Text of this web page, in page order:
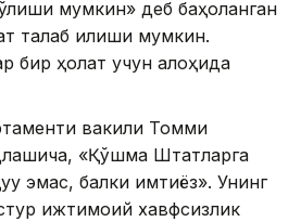
мумкин» деб баҳоланган
талаб қилиши мумкин.
бир ҳолат учун алоҳида
вакили Томми
«Қўшма Штатларга
эмас, балки имтиёз». Унинг
ижтимоий хавфсизлик